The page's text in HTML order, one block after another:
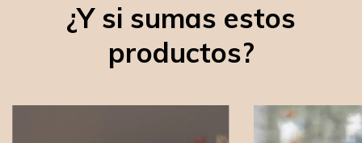
¿Y si sumas estos
productos?